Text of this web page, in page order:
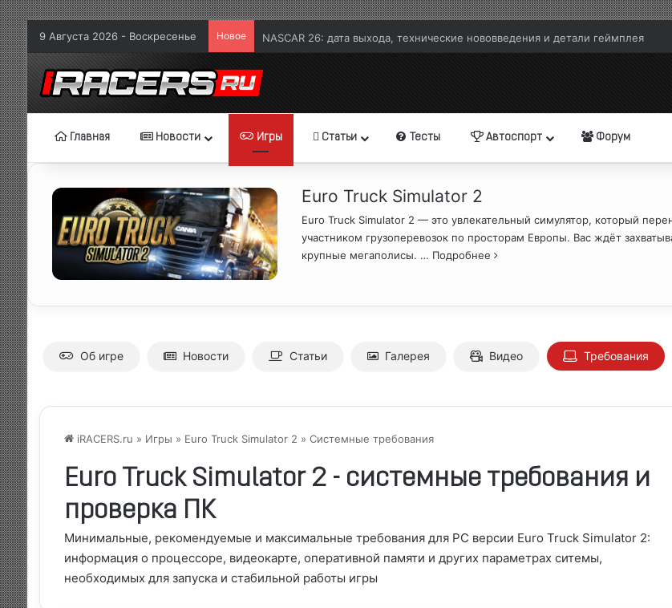
9 Августа 2026 - Воскресенье Новое NASCAR 26: дата выхода, технические нововведения и детали геймплея
Главная Новости Игры Статьи Тесты Автоспорт Форум
Euro Truck Simulator 2
Euro Truck Simulator 2 — это увлекательный симулятор, который
участником грузоперевозок по просторам Европы. Вас ждёт
крупные мегаполисы. … Подробнее
Об игре Новости Статьи Галерея Видео Требования
iRACERS.ru » Игры » Euro Truck Simulator 2 » Системные требования
Euro Truck Simulator 2 - системные требования и
проверка ПК
Минимальные, рекомендуемые и максимальные требования для PC версии Euro Truck Simulator 2:
информация о процессоре, видеокарте, оперативной памяти и других параметрах ситемы,
необходимых для запуска и стабильной работы игры